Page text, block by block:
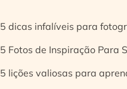
5 dicas infalíveis para
5 Fotos de Inspiração Para
5 lições valiosas para